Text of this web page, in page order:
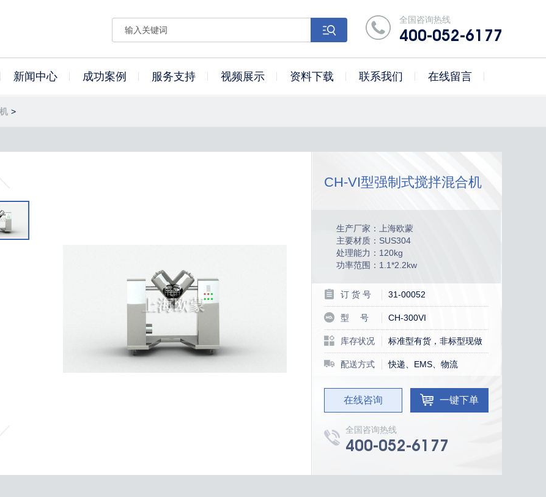
全国咨询热线
400-052-6177
新闻中心 成功案例 服务支持 视频展示 资料下载 联系我们 在线留言
>
CH-VI型强制式搅拌混合机
生产厂家：上海欧蒙
主要材质：SUS304
处理能力：120kg
功率范围：1.1*2.2kw
订 货 号 31-00052
型 号 CH-300VI
库存状况 标准型有货，非标型现做
配送方式 快递、EMS、物流
在线咨询 一键下单
全国咨询热线
400-052-6177